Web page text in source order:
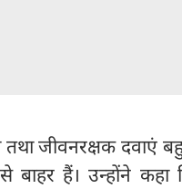
जीवनरक्षक दवाएं
हैं। उन्होंने कहा